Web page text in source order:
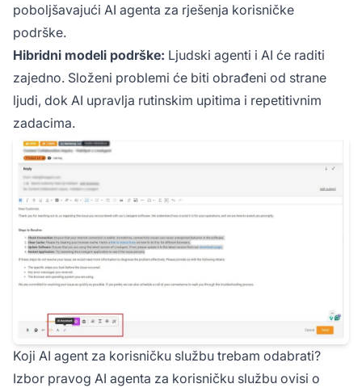
poboljšavajući AI agenta za rješenja korisničke
podrške.
Hibridni modeli podrške: Ljudski agenti i AI će raditi
zajedno. Složeni problemi će biti obrađeni od strane
ljudi, dok AI upravlja rutinskim upitima i repetitivnim
zadacima.
Koji AI agent za korisničku službu trebam odabrati?
Izbor pravog AI agenta za korisničku službu ovisi o